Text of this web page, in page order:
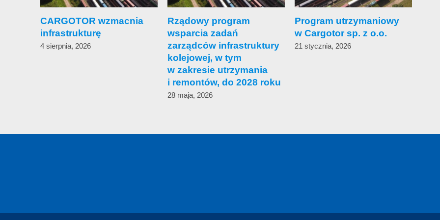
CARGOTOR wzmacnia
infrastrukturę
4 sierpnia, 2026
Rządowy program
wsparcia zadań
zarządców infrastruktury
kolejowej, w tym
w zakresie utrzymania
i remontów, do 2028 roku
28 maja, 2026
Program utrzymaniowy
w Cargotor sp. z o.o.
21 stycznia, 2026